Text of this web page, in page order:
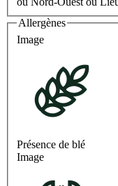
Allergènes
Image
Présence de blé
Image